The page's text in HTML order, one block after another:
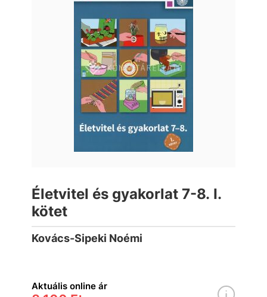
Életvitel és gyakorlat 7-8. I.
kötet
Kovács-Sipeki Noémi
Aktuális online ár